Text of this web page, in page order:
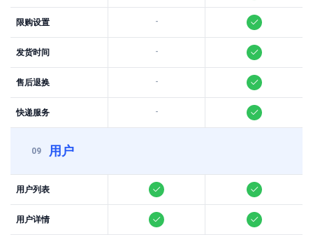
限购设置 -
发货时间 -
售后退换 -
快递服务 -
09 用户
用户列表
用户详情